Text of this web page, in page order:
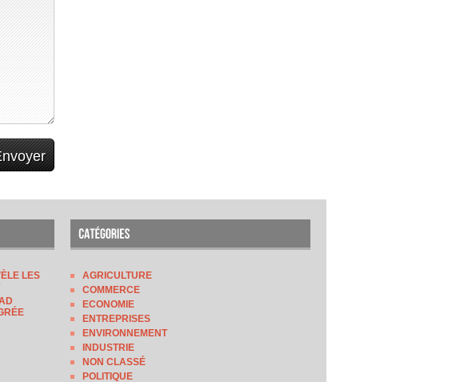
LES
AGRICULTURE
COMMERCE
ECONOMIE
ENTREPRISES
ENVIRONNEMENT
INDUSTRIE
NON CLASSÉ
POLITIQUE